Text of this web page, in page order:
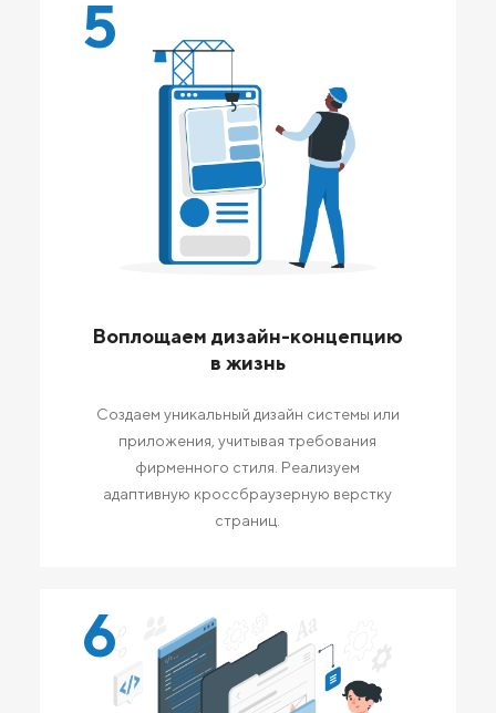
5
Воплощаем дизайн-концепцию
в жизнь
Создаем уникальный дизайн системы или
приложения, учитывая требования
фирменного стиля. Реализуем
адаптивную кроссбраузерную верстку
страниц.
6